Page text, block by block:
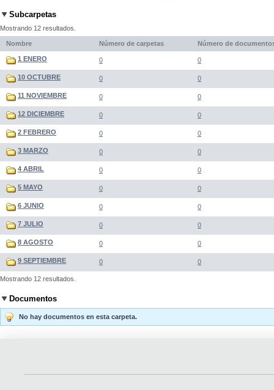
Subcarpetas
Mostrando 12 resultados.
Nombre Número de carpetas Número de
1 ENERO 0 0
10 OCTUBRE 0 0
11 NOVIEMBRE 0 0
12 DICIEMBRE 0 0
2 FEBRERO 0 0
3 MARZO 0 0
4 ABRIL 0 0
5 MAYO 0 0
6 JUNIO 0 0
7 JULIO 0 0
8 AGOSTO 0 0
9 SEPTIEMBRE 0 0
Mostrando 12 resultados.
Documentos
No hay documentos en esta carpeta.